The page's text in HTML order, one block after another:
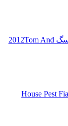
Tom
House